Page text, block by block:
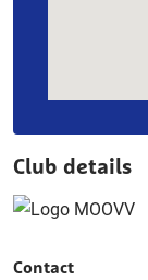
Club details
Contact